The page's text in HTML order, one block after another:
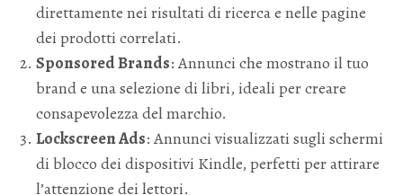
direttamente nei risultati di ricerca e nelle pagine
dei prodotti correlati.
Sponsored Brands: Annunci che mostrano il tuo
brand e una selezione di libri, ideali per creare
consapevolezza del marchio.
Lockscreen Ads: Annunci visualizzati sugli schermi
di blocco dei dispositivi Kindle, perfetti per attirare
l’attenzione dei lettori.